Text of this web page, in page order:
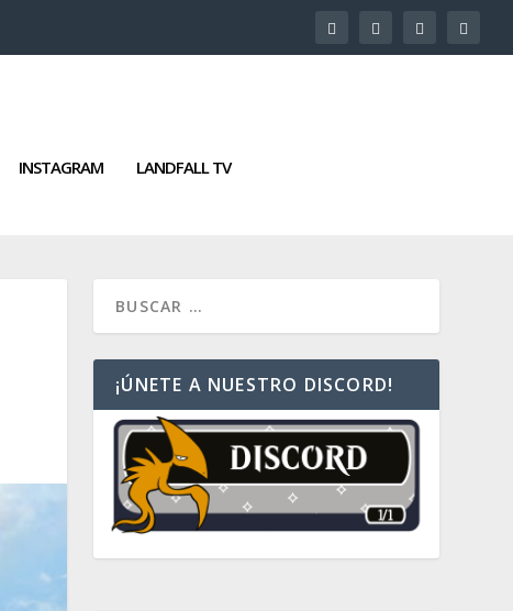
INSTAGRAM LANDFALL TV
¡ÚNETE A NUESTRO DISCORD!